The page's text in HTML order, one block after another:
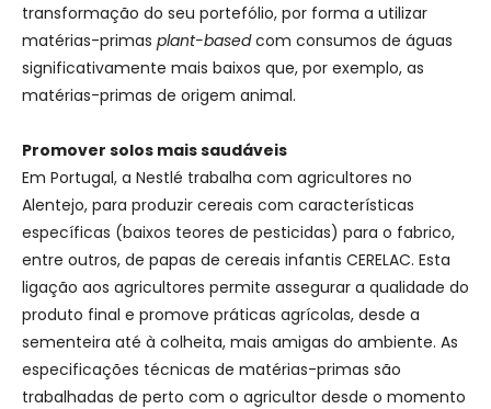
transformação do seu portefólio, por forma a utilizar
matérias-primas plant-basedcom consumos de águas
significativamente mais baixos que, por exemplo, as
matérias-primas de origem animal.
Promover solos mais saudáveis
Em Portugal, a Nestlé trabalha com agricultores no
Alentejo, para produzir cereais com características
específicas (baixos teores de pesticidas) para o fabrico,
entre outros, de papas de cereais infantis CERELAC. Esta
ligação aos agricultores permite assegurar a qualidade do
produto final e promove práticas agrícolas, desde a
sementeira até à colheita, mais amigas do ambiente. As
especificações técnicas de matérias-primas são
trabalhadas de perto com o agricultor desde o momento